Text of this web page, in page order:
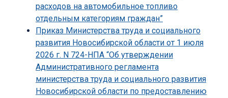
расходов на автомобильное топливо
отдельным категориям граждан”
Приказ Министерства труда и социального
развития Новосибирской области от 1 июля
2026 г. N 724-НПА “Об утверждении
Административного регламента
министерства труда и социального развития
Новосибирской области по предоставлению